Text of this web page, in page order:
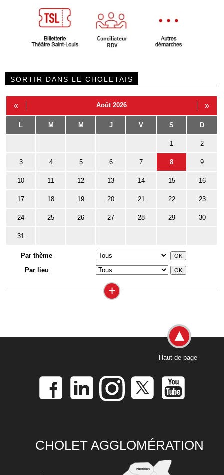
SORTIR DANS LE CHOLETAIS
« Août 2026 »
L M M J V S D
1 2
3 4 5 6 7 8 9
10 11 12 13 14 15 16
17 18 19 20 21 22 23
24 25 26 27 28 29 30
31
Par thème
Par lieu
+
Haut de page
CHOLET AGGLOMÉRATION